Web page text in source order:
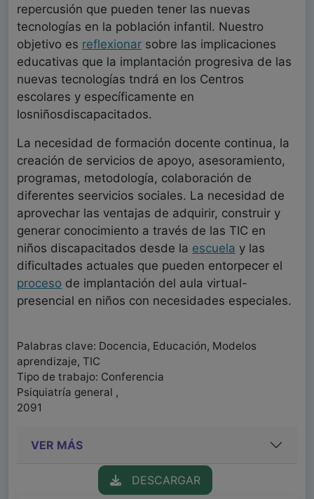
repercusión que pueden tener las nuevas
tecnologías en la población infantil. Nuestro
objetivo es reflexionar sobre las implicaciones
educativas que la implantación progresiva de las
nuevas tecnologías tndrá en los Centros
escolares y específicamente en
losniñosdiscapacitados.
La necesidad de formación docente continua, la
creación de servicios de apoyo, asesoramiento,
programas, metodología, colaboración de
diferentes seervicios sociales. La necesidad de
aprovechar las ventajas de adquirir, construir y
generar conocimiento a través de las TIC en
niños discapacitados desde la escuela y las
dificultades actuales que pueden entorpecer el
proceso de implantación del aula virtual-
presencial en niños con necesidades especiales.
Palabras clave: Docencia, Educación, Modelos
aprendizaje, TIC
Tipo de trabajo: Conferencia
Psiquiatría general ,
2091
VER MÁS
DESCARGAR